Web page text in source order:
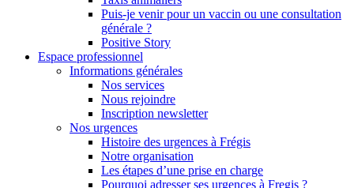
Puis-je venir pour un vaccin ou une consultation
générale ?
Positive Story
Espace professionnel
Informations générales
Nos services
Nous rejoindre
Inscription newsletter
Nos urgences
Histoire des urgences à Frégis
Notre organisation
Les étapes d’une prise en charge
Pourquoi adresser ses urgences à Fregis ?